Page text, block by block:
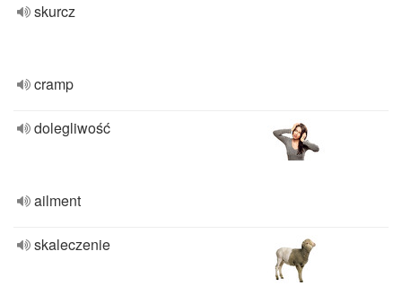
skurcz
cramp
dolegliwość
ailment
skaleczenie